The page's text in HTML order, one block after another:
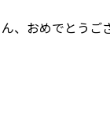
、おめでとうご